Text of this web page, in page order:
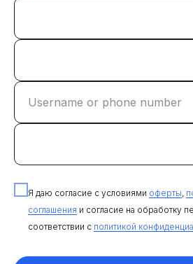
Username or phone number
Я даю согласие с условиями оферты
соглашения и согласие на обработку
соответствии с политикой